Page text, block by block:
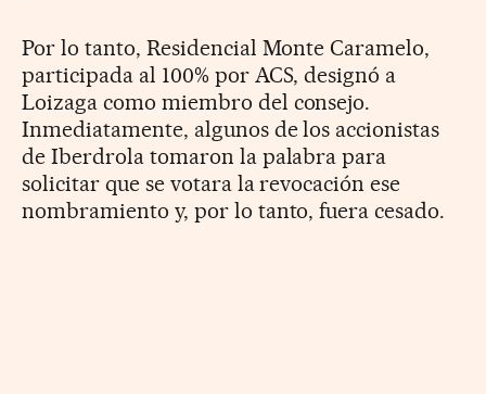
Por lo tanto, Residencial Monte Caramelo,
participada al 100% por ACS, designó a
Loizaga como miembro del consejo.
Inmediatamente, algunos de los accionistas
de Iberdrola tomaron la palabra para
solicitar que se votara la revocación ese
nombramiento y, por lo tanto, fuera cesado.